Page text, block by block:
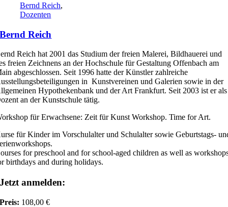
Bernd Reich,
Dozenten
Bernd Reich
Reich hat 2001 das Studium der freien Malerei, Bildhauerei und
freien Zeichnens an der Hochschule für Gestaltung Offenbach am
abgeschlossen. Seit 1996 hatte der Künstler zahlreiche
in Kunstvereinen und Galerien sowie in der
Hypothekenbank und der Art Frankfurt. Seit 2003 ist er als
an der Kunstschule tätig.
für Erwachsene: Zeit für Kunst Workshop. Time for Art.
für Kinder im Vorschulalter und Schulalter sowie Geburtstags-
for preschool and for school-aged children as well as
birthdays and during holidays.
Jetzt anmelden:
Preis: 108,00 €